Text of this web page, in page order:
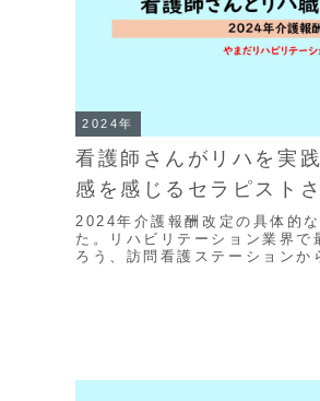
2024年
看護師さんがリハを実
感を感じるセラピスト
2024年介護報酬改定の具体的
た。リハビリテーション業界で
ろう、訪問看護ステーションか